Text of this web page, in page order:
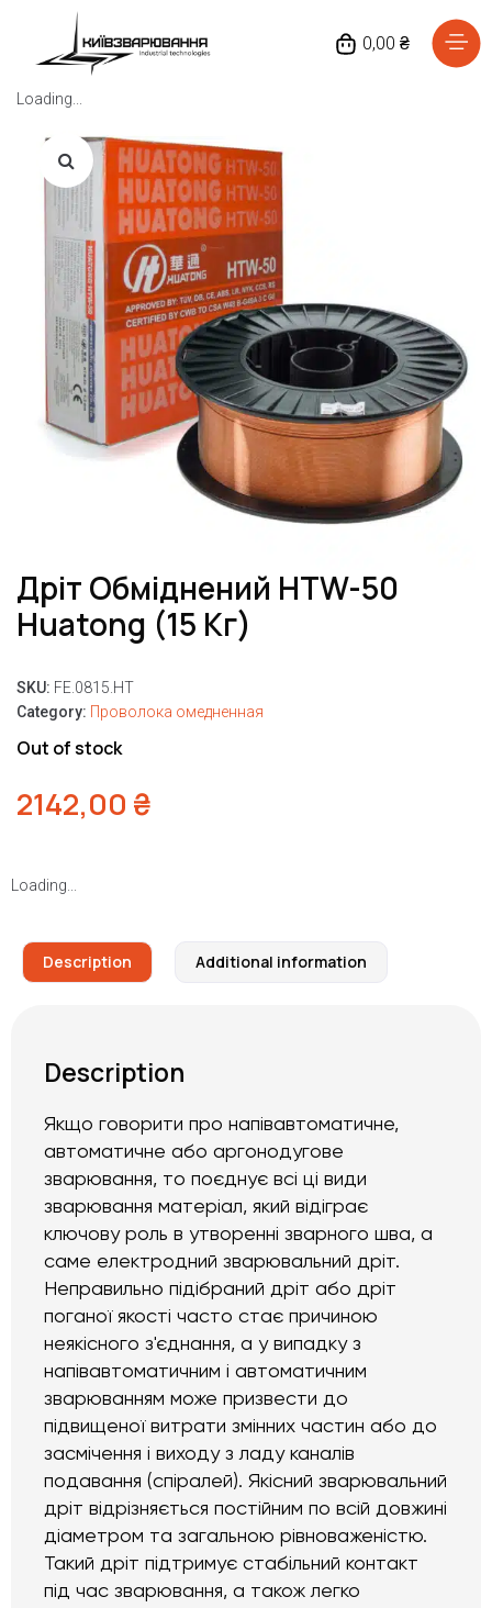
0,00 ₴
Loading...
Дріт Обміднений HTW-50
Huatong (15 Кг)
SKU: FE.0815.HT
Category: Проволока омедненная
Out of stock
2142,00 ₴
Loading...
Description Additional information
Description
Якщо говорити про напівавтоматичне,
автоматичне або аргонодугове
зварювання, то поєднує всі ці види
зварювання матеріал, який відіграє
ключову роль в утворенні зварного шва, а
саме електродний зварювальний дріт.
Неправильно підібраний дріт або дріт
поганої якості часто стає причиною
неякісного з'єднання, а у випадку з
напівавтоматичним і автоматичним
зварюванням може призвести до
підвищеної витрати змінних частин або до
засмічення і виходу з ладу каналів
подавання (спіралей). Якісний зварювальний
дріт відрізняється постійним по всій довжині
діаметром та загальною рівноваженістю.
Такий дріт підтримує стабільний контакт
під час зварювання, а також легко
Головна
Каталог товарів
Відгуки
Про нас
Доставка та оплата
Повернення та обмін
Блог